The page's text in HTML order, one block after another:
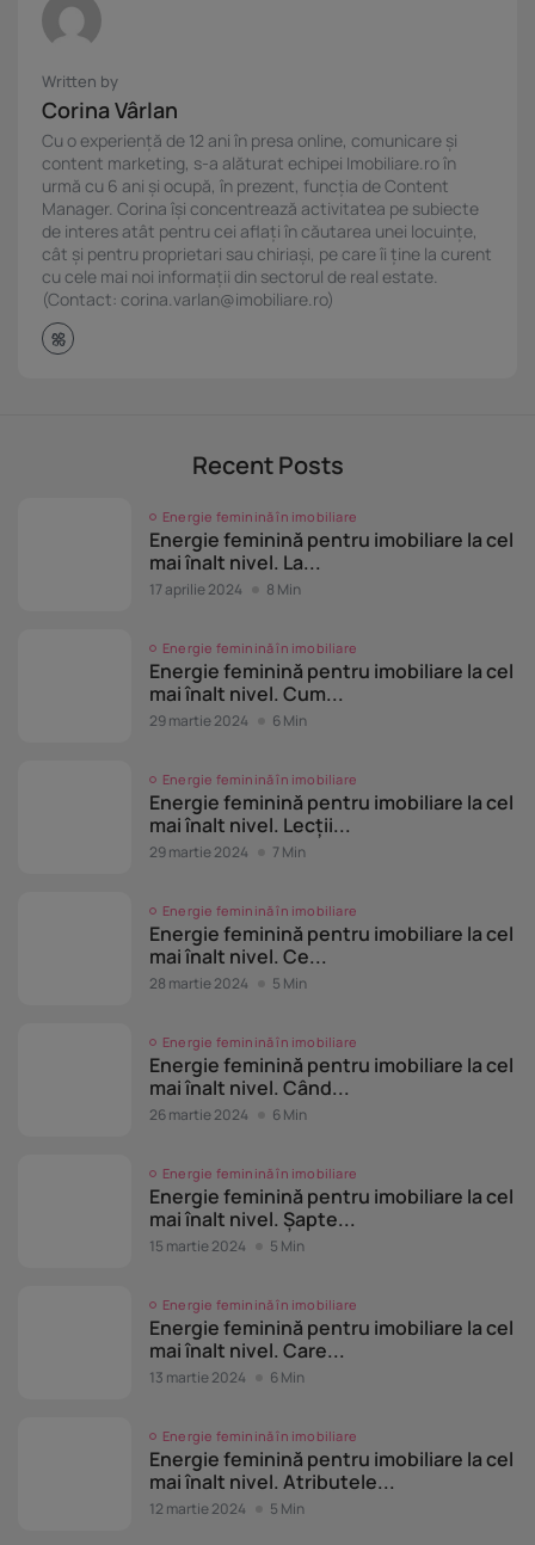
Written by
Corina Vârlan
Cu o experiență de 12 ani în presa online, comunicare și
content marketing, s-a alăturat echipei Imobiliare.ro în
urmă cu 6 ani și ocupă, în prezent, funcția de Content
Manager. Corina își concentrează activitatea pe subiecte
de interes atât pentru cei aflați în căutarea unei locuințe,
cât și pentru proprietari sau chiriași, pe care îi ține la curent
cu cele mai noi informații din sectorul de real estate.
(Contact: corina.varlan@imobiliare.ro)
Recent Posts
Energie feminină în imobiliare
Energie feminină pentru imobiliare la cel
mai înalt nivel. La...
17 aprilie 2024 8 Min
Energie feminină în imobiliare
Energie feminină pentru imobiliare la cel
mai înalt nivel. Cum...
29 martie 2024 6 Min
Energie feminină în imobiliare
Energie feminină pentru imobiliare la cel
mai înalt nivel. Lecții...
29 martie 2024 7 Min
Energie feminină în imobiliare
Energie feminină pentru imobiliare la cel
mai înalt nivel. Ce...
28 martie 2024 5 Min
Energie feminină în imobiliare
Energie feminină pentru imobiliare la cel
mai înalt nivel. Când...
26 martie 2024 6 Min
Energie feminină în imobiliare
Energie feminină pentru imobiliare la cel
mai înalt nivel. Șapte...
15 martie 2024 5 Min
Energie feminină în imobiliare
Energie feminină pentru imobiliare la cel
mai înalt nivel. Care...
13 martie 2024 6 Min
Energie feminină în imobiliare
Energie feminină pentru imobiliare la cel
mai înalt nivel. Atributele...
12 martie 2024 5 Min